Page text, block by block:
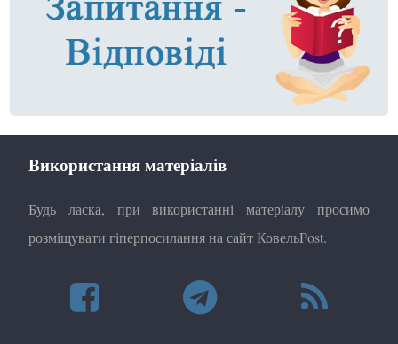
Використання матеріалів
Будь ласка, при використанні матеріалу просимо
розміщувати гіперпосилання на сайт КовельPost.